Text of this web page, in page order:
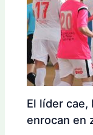
El líder cae,
enrocan en